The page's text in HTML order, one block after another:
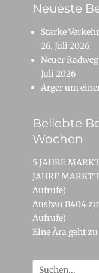
Neueste
Starke
26. Juli 2026
Neuer
Juli 2026
Ärger um
Beliebte
Wochen
5 JAHRE
JAHRE
Aufrufe)
Ausbau B404
Aufrufe)
Eine Ära geht zu
Suche